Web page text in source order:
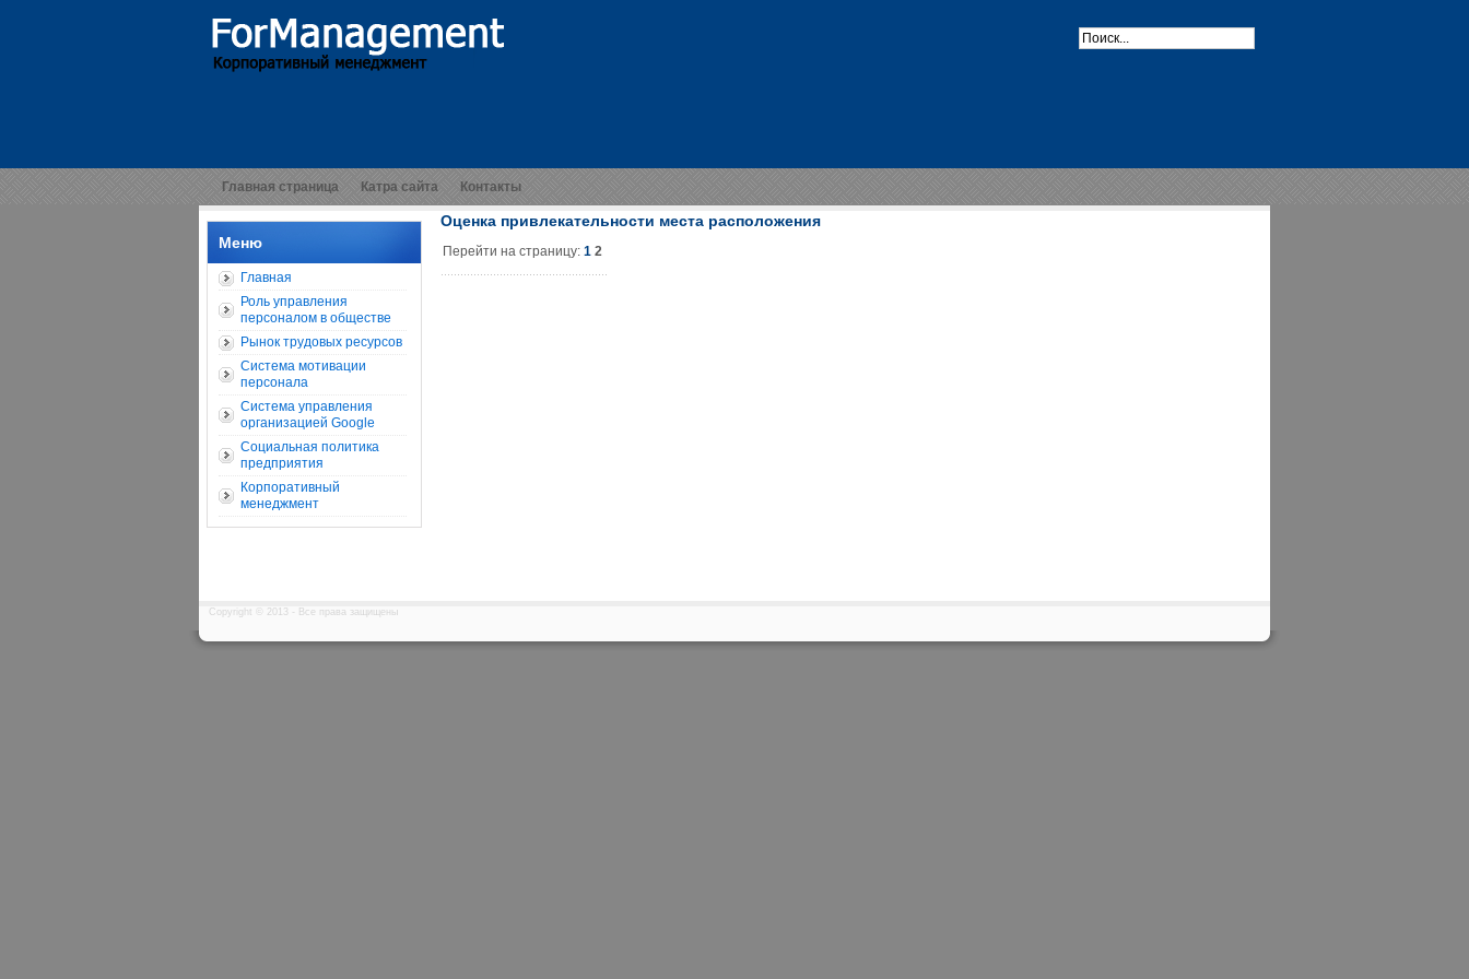
Главная страница Катра сайта Контакты
Меню
Главная
Роль управления
персоналом в обществе
Рынок трудовых ресурсов
Система мотивации
персонала
Система управления
организацией Google
Социальная политика
предприятия
Корпоративный
менеджмент
Оценка привлекательности места расположения
Перейти на страницу: 1 2
Copyright © 2013 - Все права защищены